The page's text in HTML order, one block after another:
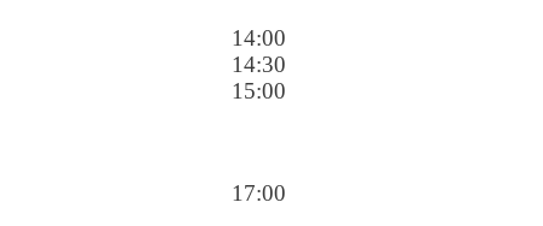
14:00
14:30
15:00
17:00